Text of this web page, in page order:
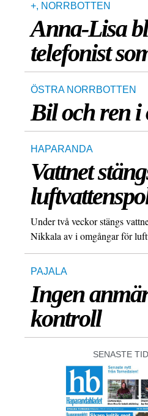
+, NORRBOTTEN
Anna-Lisa
telefonist
ÖSTRA NORRBOTTEN
Bil och ren i
HAPARANDA
Vattnet
Under två veckor stängs
Nikkala av i omgångar för
PAJALA
Ingen
kontroll
SENASTE